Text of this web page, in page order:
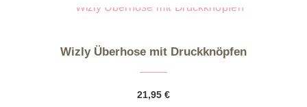
Dieses Produkt weist mehrere Varianten auf. Die Optionen können auf der Produktseite gewählt werden
Wizly Überhose mit Druckknöpfen
21,95 €